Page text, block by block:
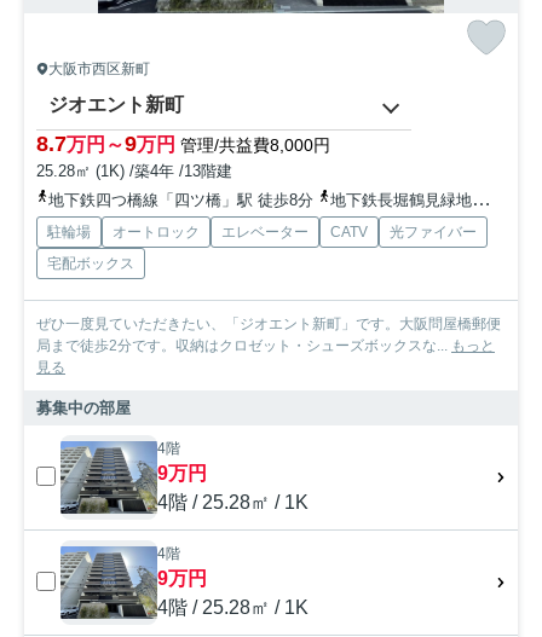
大阪市西区新町
ジオエント新町
8.7万円～9万円 管理/共益費8,000円
25.28㎡ (1K) /築4年 /13階建
地下鉄四つ橋線「四ツ橋」駅 徒歩8分
地下鉄長堀鶴見緑地「西長堀」駅 徒歩3分
駐輪場 オートロック エレベーター CATV
光ファイバー
宅配ボックス
ぜひ一度見ていただきたい、「ジオエント新町」です。大阪問屋橋郵便
局まで徒歩2分です。収納はクロゼット・シューズボックスな... もっと
見る
募集中の部屋
4階
9万円
4階 / 25.28㎡ / 1K
4階
9万円
4階 / 25.28㎡ / 1K